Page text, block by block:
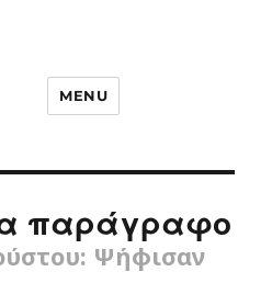
MENU
παράγραφο
Ψήφισαν